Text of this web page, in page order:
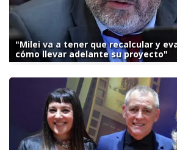
"Milei va a tener que recalcular y
cómo llevar adelante su proyecto"